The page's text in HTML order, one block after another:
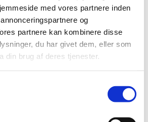
med vores partnere inden
og
partnere kan kombinere disse
du har givet dem, eller som
din brug af deres tjenester.
Påske Nailart
Jelly Maske
Vippe Produkter
LASH LIFT
VIPPER
Silke
Ultra soft flat cashmere